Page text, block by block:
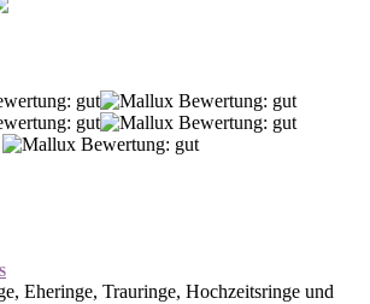
Eheringe, Trauringe, Hochzeitsringe und